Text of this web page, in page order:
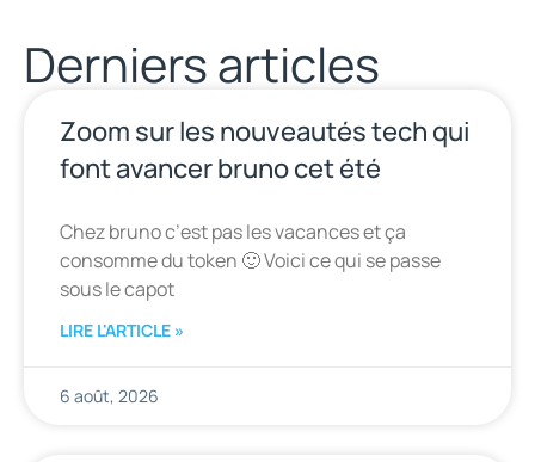
Derniers articles
Zoom sur les nouveautés tech qui
font avancer bruno cet été
Chez bruno c’est pas les vacances et ça
consomme du token 🙂 Voici ce qui se passe
sous le capot
LIRE L'ARTICLE »
6 août, 2026